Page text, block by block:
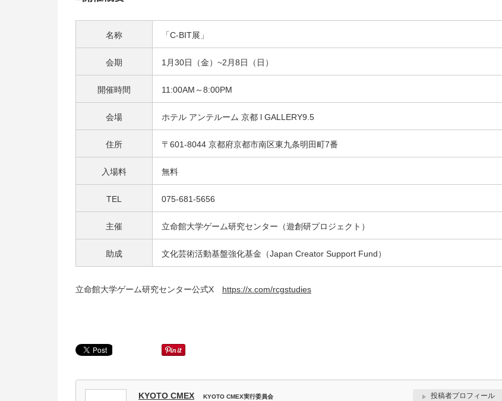
名称 「C-BIT展」
会期 1月30日（金）~2月8日（日）
開催時間 11:00AM～8:00PM
会場 ホテル アンテルーム 京都 l GALLERY9.5
住所 〒601-8044 京都府京都市南区東九条明田町7番
入場料 無料
TEL 075-681-5656
主催 立命館大学ゲーム研究センター（遊創研プロジェクト）
助成 文化芸術活動基盤強化基金（Japan Creator Support Fund）
立命館大学ゲーム研究センター公式X https://x.com/rcgstudies
KYOTO CMEX KYOTO CMEX実行委員会 投稿者プロフィール